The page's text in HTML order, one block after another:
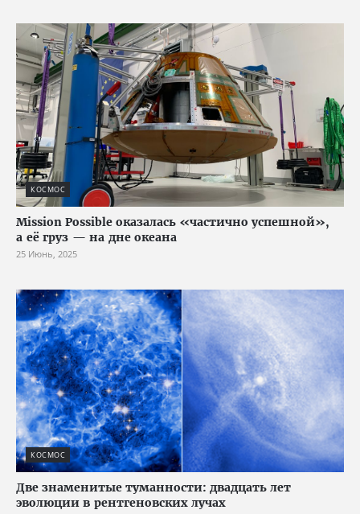
КОСМОС
Mission Possible оказалась «частично успешной»,
а её груз — на дне океана
25 Июнь, 2025
КОСМОС
Две знаменитые туманности: двадцать лет
эволюции в рентгеновских лучах